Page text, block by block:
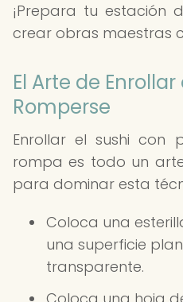
¡Prepara tu estación
crear obras maestras
El Arte de Enrollar
Romperse
Enrollar el sushi con
rompa es todo un
para dominar esta
Coloca una
una superficie
transparente.